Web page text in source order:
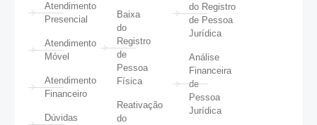
Atendimento
Presencial
Atendimento
Móvel
Atendimento
Financeiro
Dúvidas
Baixa
do
Registro
de
Pessoa
Física
Reativação
do
do Registro
de Pessoa
Jurídica
Análise
Financeira
de
Pessoa
Jurídica